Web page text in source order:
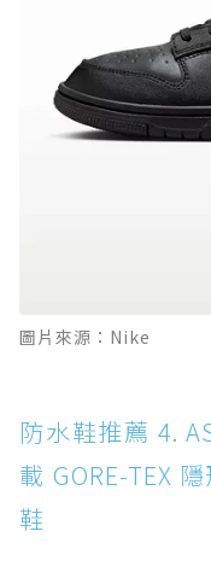
圖片來源：Nike
防水鞋推薦 4.
載 GORE-TEX
鞋